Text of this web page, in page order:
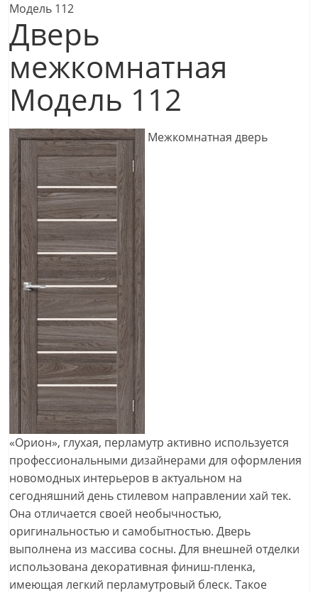
Модель 112
Дверь
межкомнатная
Модель 112
Межкомнатная дверь
«Орион», глухая, перламутр активно используется
профессиональными дизайнерами для оформления
новомодных интерьеров в актуальном на
сегодняшний день стилевом направлении хай тек.
Она отличается своей необычностью,
оригинальностью и самобытностью. Дверь
выполнена из массива сосны. Для внешней отделки
использована декоративная финиш-пленка,
имеющая легкий перламутровый блеск. Такое